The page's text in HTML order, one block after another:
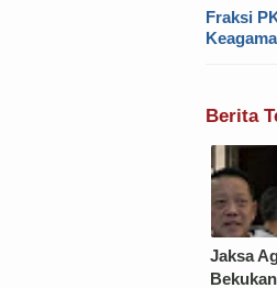
Fraksi
Berita
Jaksa